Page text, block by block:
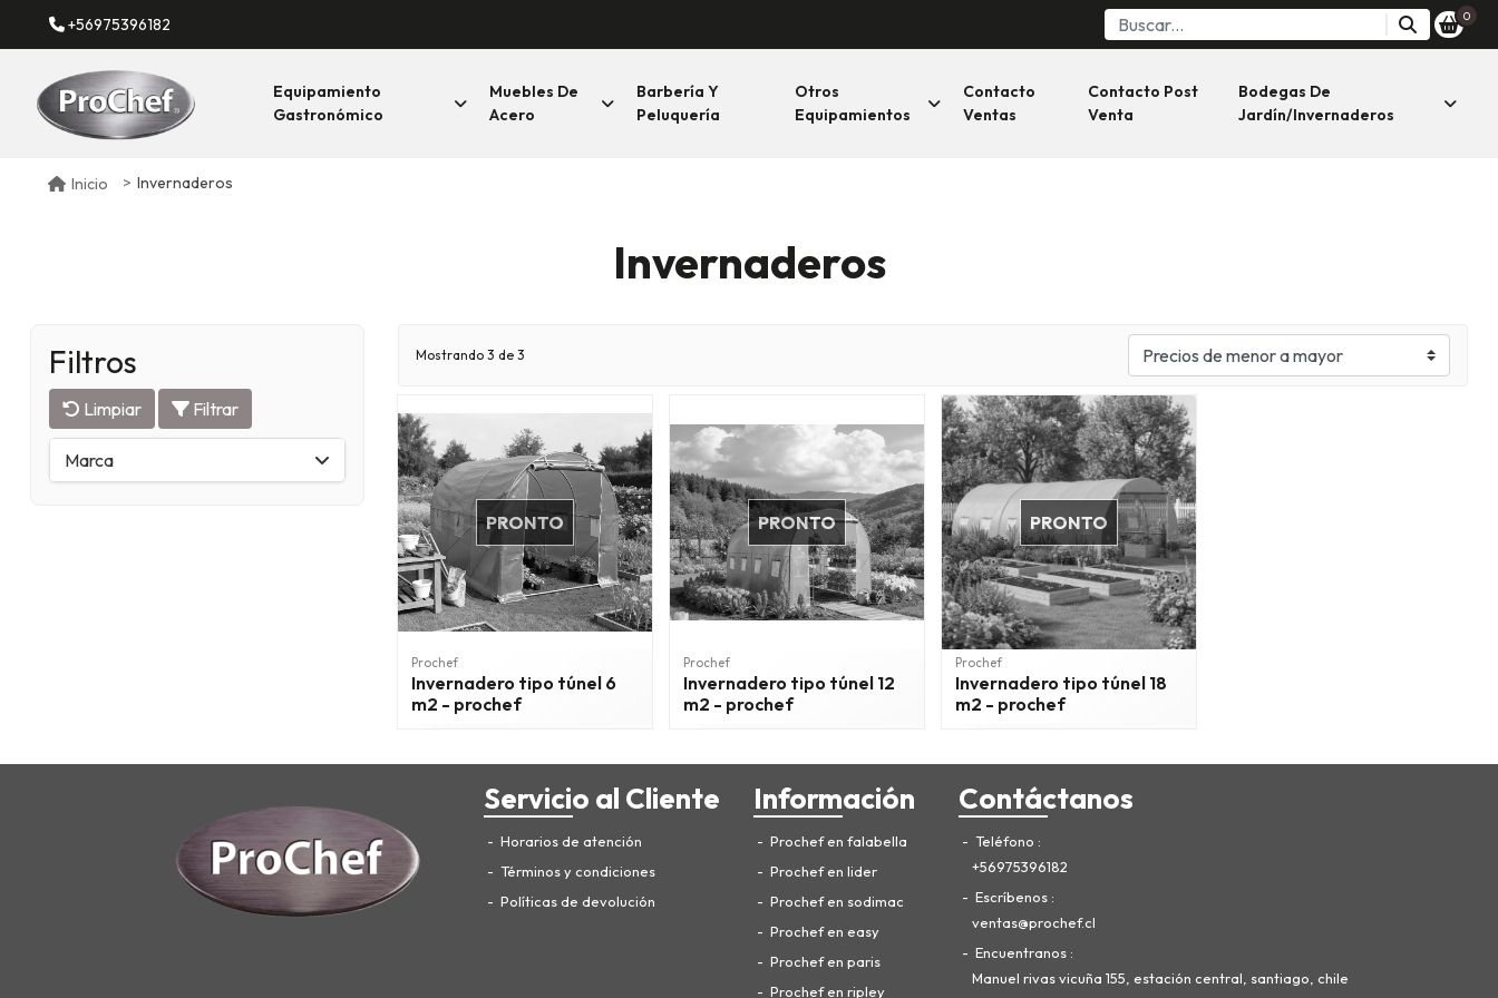
+56975396182 0
Equipamiento
Gastronómico
Muebles De
Acero
Barbería Y
Peluquería
Otros
Equipamientos
Contacto
Ventas
Contacto Post
Venta
Bodegas De
Jardín/invernaderos
Inicio Invernaderos
Invernaderos
Filtros
Limpiar Filtrar
Marca
Mostrando 3 de 3
PRONTO
Prochef
Invernadero tipo túnel 6
m2 - prochef
PRONTO
Prochef
Invernadero tipo túnel 12
m2 - prochef
PRONTO
Prochef
Invernadero tipo túnel 18
m2 - prochef
Servicio al Cliente
Horarios de atención
Términos y condiciones
Políticas de devolución
Información
Prochef en falabella
Prochef en lider
Prochef en sodimac
Prochef en easy
Prochef en paris
Prochef en ripley
Contáctanos
Teléfono
+56975396182
Escríbenos
ventas@prochef.cl
Encuentranos
Manuel rivas vicuña 155, estación central, santiago, chile